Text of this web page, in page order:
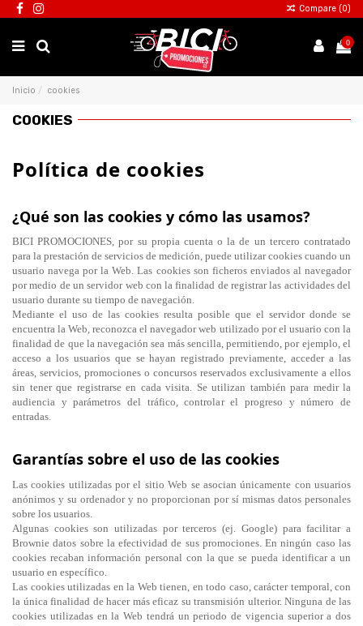
Compare (0)
0
Inicio cookies
COOKIES
Política de cookies
¿Qué son las cookies y cómo las usamos?
BICI PROMOCIONES, por su propia cuenta o la de un tercero contratado
para la prestación de servicios de medición, puede utilizar cookies cuando un
usuario navega por la Web. Las cookies son ficheros enviados al navegador
por medio de un servidor web con la finalidad de registrar las actividades del
usuario durante su tiempo de navegación.
Mediante el uso de las cookies resulta posible que el servidor donde se
encuentra la Web, reconozca el navegador web utilizado por el usuario con la
finalidad de que la navegación sea más sencilla, permitiendo, por ejemplo, el
acceso a los usuarios que se hayan registrado previamente, acceder a las
áreas, servicios, promociones o concursos reservados exclusivamente a ellos
sin tener que registrarse en cada visita. Se utilizan también para medir la
audiencia y parámetros del tráfico, controlar el progreso y número de
entradas.
Garantías sobre el uso de las cookies
Las cookies utilizadas por el sitio Web se asocian únicamente con usuarios
anónimos y su ordenador y no proporcionan por sí mismas datos personales
sobre los usuarios.
Algunas cookies son utilizadas por terceros (ej. Google) para facilitar a
Brownie datos sobre la efectividad de sus promociones. En ningún caso las
cookies recaban información personal con la que se pueda identificar a un
usuario en específico.
Las cookies utilizadas en la Web tienen, en todo caso, carácter temporal, con
la única finalidad de hacer más eficaz su transmisión ulterior. Ninguna de las
cookies utilizadas en la Web tendrá un periodo de vigencia superior a dos